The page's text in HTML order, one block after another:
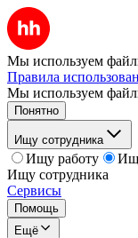
Мы используем
Правила
Мы используем
Понятно
Ищу сотрудника
Ищу работу
Ищу сотрудника
Сервисы
Помощь
Ещё